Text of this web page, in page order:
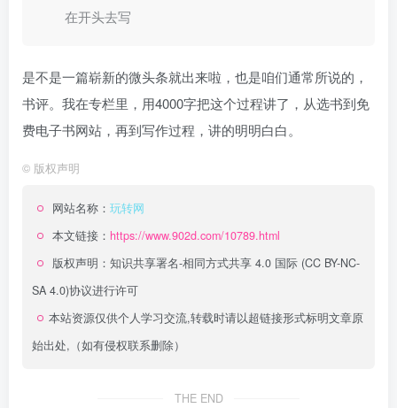
在开头去写
是不是一篇崭新的微头条就出来啦，也是咱们通常所说的，
书评。我在专栏里，用4000字把这个过程讲了，从选书到免
费电子书网站，再到写作过程，讲的明明白白。
© 版权声明
网站名称： 玩转网
本文链接： https://www.902d.com/10789.html
版权声明： 知识共享署名-相同方式共享 4.0 国际 (CC BY-NC-
SA 4.0)协议进行许可
本站资源仅供个人学习交流,转载时请以超链接形式标明文章原
始出处,（如有侵权联系删除）
THE END